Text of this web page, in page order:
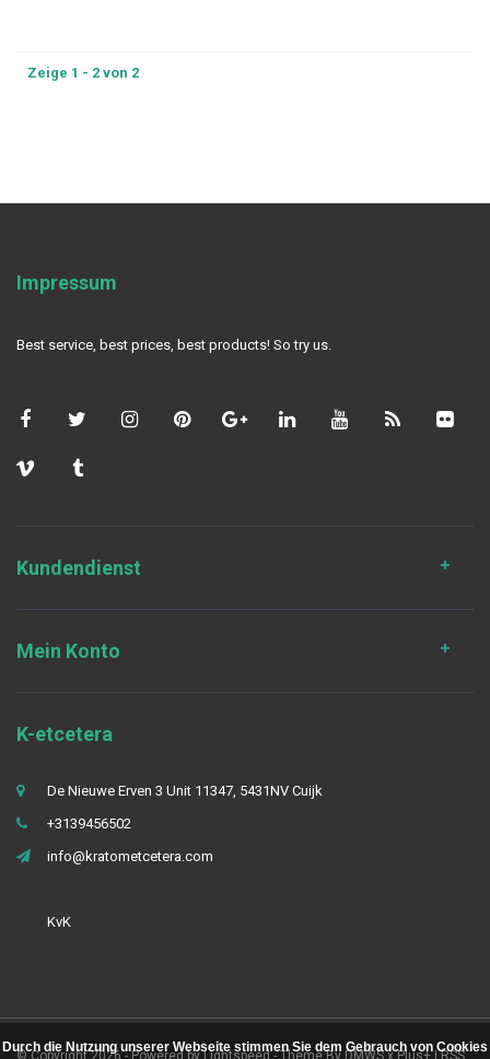
Zeige 1 - 2 von 2
Impressum
Best service, best prices, best products! So try us.
Kundendienst
Mein Konto
K-etcetera
De Nieuwe Erven 3 Unit 11347, 5431NV Cuijk
+3139456502
info@kratometcetera.com
KvK
© Copyright 2026 - Powered byLightspeed- Theme By DMWSxPlus+|RSS
Durch die Nutzung unserer Webseite stimmen Sie dem Gebrauch von Cookies